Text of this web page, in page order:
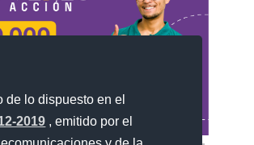
de lo dispuesto en el
2019 , emitido por el